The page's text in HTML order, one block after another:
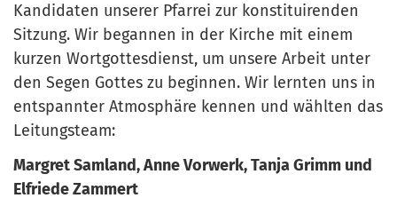
Kandidaten unserer Pfarrei zur konstituirenden
Sitzung. Wir begannen in der Kirche mit einem
kurzen Wortgottesdienst, um unsere Arbeit unter
den Segen Gottes zu beginnen. Wir lernten uns in
entspannter Atmosphäre kennen und wählten das
Leitungsteam:
Margret Samland, Anne Vorwerk, Tanja Grimm und
Elfriede Zammert